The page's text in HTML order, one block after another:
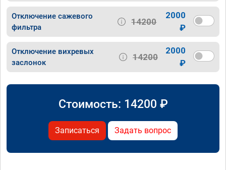
Отключение сажевого
фильтра
14200
2000
₽
Отключение вихревых
заслонок
14200
2000
₽
Стоимость: 14200 ₽
Записаться Задать вопрос